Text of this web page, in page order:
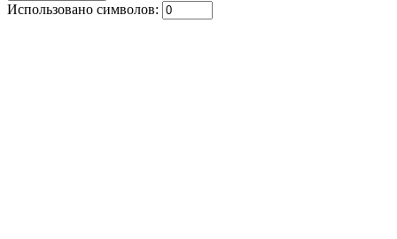
Использовано символов: